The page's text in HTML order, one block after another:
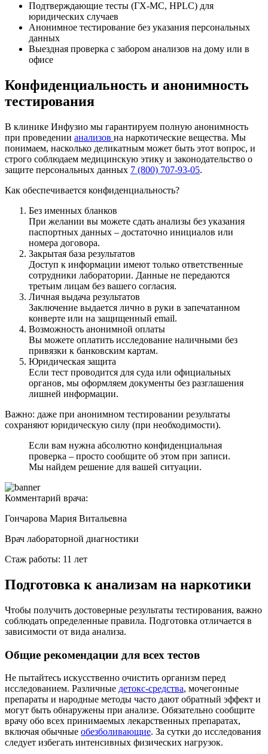
Подтверждающие тесты (ГХ-МС, HPLC) для
юридических случаев
Анонимное тестирование без указания персональных
данных
Выездная проверка с забором анализов на дому или в
офисе
Конфиденциальность и анонимность
тестирования
В клинике Инфузио мы гарантируем полную анонимность
при проведении анализов на наркотические вещества. Мы
понимаем, насколько деликатным может быть этот вопрос, и
строго соблюдаем медицинскую этику и законодательство о
защите персональных данных 7 (800) 707-93-05.
Как обеспечивается конфиденциальность?
Без именных бланков
При желании вы можете сдать анализы без указания
паспортных данных – достаточно инициалов или
номера договора.
Закрытая база результатов
Доступ к информации имеют только ответственные
сотрудники лаборатории. Данные не передаются
третьим лицам без вашего согласия.
Личная выдача результатов
Заключение выдается лично в руки в запечатанном
конверте или на защищенный email.
Возможность анонимной оплаты
Вы можете оплатить исследование наличными без
привязки к банковским картам.
Юридическая защита
Если тест проводится для суда или официальных
органов, мы оформляем документы без разглашения
лишней информации.
Важно: даже при анонимном тестировании результаты
сохраняют юридическую силу (при необходимости).
Если вам нужна абсолютно конфиденциальная
проверка – просто сообщите об этом при записи.
Мы найдем решение для вашей ситуации.
Комментарий врача:
Гончарова Мария Витальевна
Врач лабораторной диагностики
Стаж работы: 11 лет
Подготовка к анализам на наркотики
Чтобы получить достоверные результаты тестирования, важно
соблюдать определенные правила. Подготовка отличается в
зависимости от вида анализа.
Общие рекомендации для всех тестов
Не пытайтесь искусственно очистить организм перед
исследованием. Различные детокс-средства, мочегонные
препараты и народные методы часто дают обратный эффект и
могут быть обнаружены при анализе. Обязательно сообщите
врачу обо всех принимаемых лекарственных препаратах,
включая обычные обезболивающие. За сутки до исследования
следует избегать интенсивных физических нагрузок.